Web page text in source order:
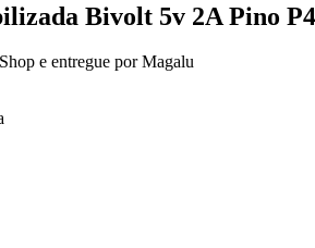
Bivolt 5v 2A Pino
e entregue por Magalu